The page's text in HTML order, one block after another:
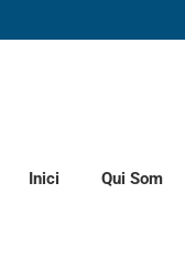
Inici Qui Som